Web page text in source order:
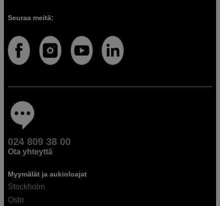
Seuraa meitä:
024 809 38 00
Ota yhteyttä
Myymälät ja aukioloajat
Stockholm
Oslo